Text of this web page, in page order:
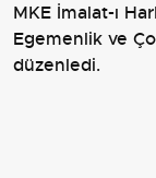
MKE İmalat-ı
Egemenlik ve
düzenledi.